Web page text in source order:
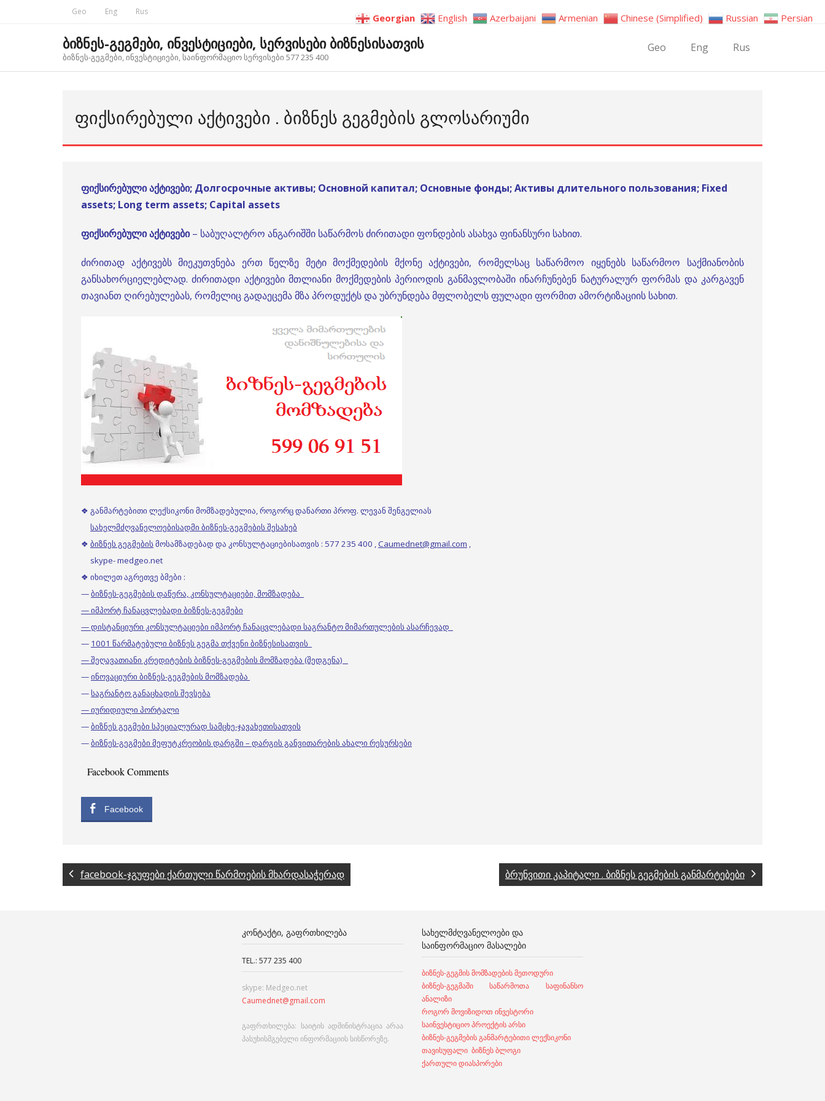
Geo Eng Rus
ბიზნეს-გეგმები, ინვესტიციები, სერვისები ბიზნესისათვის
ბიზნეს-გეგმები, ინვესტიციები, საინფორმაციო სერვისები 577 235 400
Geo Eng Rus
ᲤᲘᲥᲡᲘᲠᲔᲑᲣᲚᲘ ᲐᲥᲢᲘᲕᲔᲑᲘ . ᲑᲘᲖᲜᲔᲡ ᲒᲔᲒᲛᲔᲑᲘᲡ ᲒᲚᲝᲡᲐᲠᲘᲣᲛᲘ
ფიქსირებული აქტივები; Долгосрочные активы; Основной капитал; Основные фонды; Активы длительного пользования; Fixed
assets; Long term assets; Capital assets
ფიქსირებული აქტივები– საბუღალტრო ანგარიშში საწარმოს ძირითადი ფონდების ასახვა ფინანსური სახით.
ძირითად აქტივებს მიეკუთვნება ერთ წელზე მეტი მოქმედების მქონე აქტივები, რომელსაც საწარმოო იყენებს საწარმოო საქმიანობის
განსახორციელებლად. ძირითადი აქტივები მთლიანი მოქმედების პერიოდის განმავლობაში ინარჩუნებენ ნატურალურ ფორმას და კარგავენ
თავიანთ ღირებულებას, რომელიც გადაეცემა მზა პროდუქტს და უბრუნდება მფლობელს ფულადი ფორმით ამორტიზაციის სახით.
❖ განმარტებითი ლექსიკონი მომზადებულია, როგორც დანართი პროფ. ლევან შენგელიას
სახელმძღვანელოებისადმი ბიზნეს-გეგმების შესახებ
❖ ბიზნეს გეგმების მოსამზადებად და კონსულტაციებისათვის : 577 235 400 ,Caumednet@gmail.com ,
skype- medgeo.net
❖ იხილეთ აგრეთვე ბმები :
—ბიზნეს-გეგმების დაწერა, კონსულტაციები, მომზადება
— იმპორტ ჩანაცვლებადი ბიზნეს-გეგმები
— დისტანციური კონსულტაციები იმპორტ ჩანაცვლებადი საგრანტო მიმართულების ასარჩევად
— 1001 წარმატებული ბიზნეს გეგმა თქვენი ბიზნესისათვის
— შეღავათიანი კრედიტების ბიზნეს-გეგმების მომზადება (შედგენა)
—ინოვაციური ბიზნეს-გეგმების მომზადება
—საგრანტო განაცხადის შევსება
— იურიდიული პორტალი
—ბიზნეს გეგმები სპეციალურად სამცხე-ჯავახეთისათვის
—ბიზნეს-გეგმები მეფუტკრეობის დარგში – დარგის განვითარების ახალი რესურსები
Facebook Comments
Facebook
facebook-ჯგუფები ქართული წარმოების მხარდასაჭერად ბრუნვითი კაპიტალი . ბიზნეს გეგმების განმარტებები
ᲙᲝᲜᲢᲐᲥᲢᲘ, ᲒᲐᲤᲠᲗᲮᲘᲚᲔᲑᲐ
TEL.: 577 235 400
skype: Medgeo.net
Caumednet@gmail.com
გაფრთხილება: საიტის ადმინისტრაცია არაა
პასუხისმგებელი ინფორმაციის სისწორეზე.
ᲡᲐᲮᲔᲚᲛᲫᲦᲕᲐᲜᲔᲚᲝᲔᲑᲘ ᲓᲐ
ᲡᲐᲘᲜᲤᲝᲠᲛᲐᲪᲘᲝ ᲛᲐᲡᲐᲚᲔᲑᲘ
ბიზნეს-გეგმის მომზადების მეთოდური
ბიზნეს-გეგმაში საწარმოთა საფინანსო
ანალიზი
როგორ მოვიზიდოთ ინვესტორი
საინვესტიციო პროექტის არსი
ბიზნეს-გეგმების განმარტებითი ლექსიკონი
თავისუფალი ბიზნეს ბლოგი
ქართული დიასპორები
Georgian English Azerbaijani Armenian Chinese (Simplified) Russian Persian